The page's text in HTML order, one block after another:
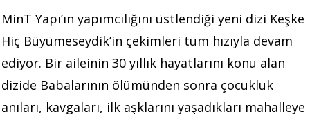
MinT Yapı’ın yapımcılığını üstlendiği yeni dizi Keşke
Hiç Büyümeseydik’in çekimleri tüm hızıyla devam
ediyor. Bir aileinin 30 yıllık hayatlarını konu alan
dizide Babalarının ölümünden sonra çocukluk
anıları, kavgaları, ilk aşklarını yaşadıkları mahalleye